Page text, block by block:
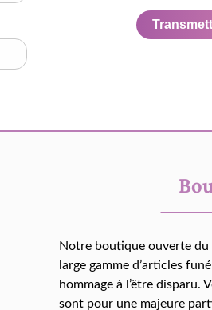
Notre boutique ouverte du
large gamme d’articles
hommage à l’être
sont pour une majeure